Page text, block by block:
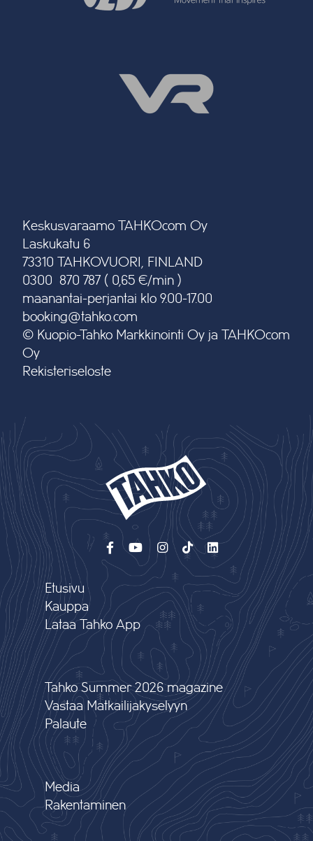
Keskusvaraamo TAHKOcom Oy
Laskukatu 6
73310 TAHKOVUORI, FINLAND
0300 870 787 ( 0,65 €/min )
maanantai-perjantai klo 9.00-17.00
booking@tahko.com
© Kuopio-Tahko Markkinointi Oy ja TAHKOcom
Oy
Rekisteriseloste
Etusivu
Kauppa
Lataa Tahko App
Tahko Summer 2026 magazine
Vastaa Matkailijakyselyyn
Palaute
Media
Rakentaminen